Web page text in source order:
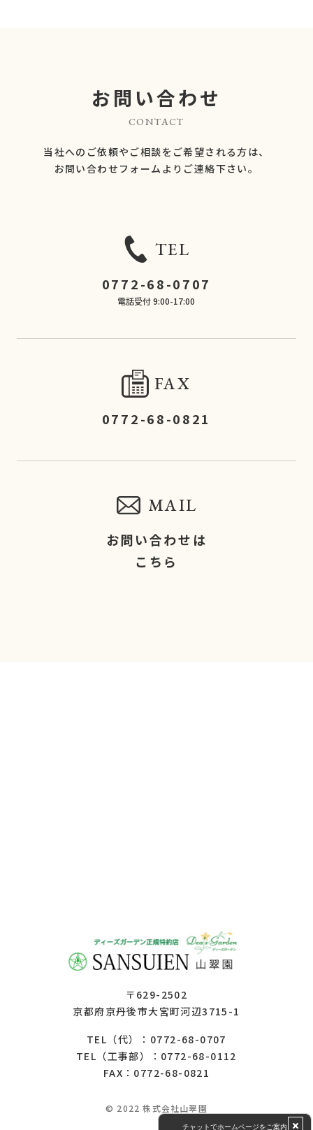
お問い合わせ
CONTACT
当社へのご依頼やご相談をご希望される方は、
​​​​​​​お問い合わせフォームよりご連絡下さい。
TEL
0772-68-0707
電話受付 9:00-17:00
FAX
0772-68-0821
MAIL
お問い合わせは
こちら
〒629-2502
京都府京丹後市大宮町河辺3715-1
TEL（代）： 0772-68-0707
TEL（工事部）： 0772-68-0112
FAX：0772-68-0821
© 2022 株式会社山翠園